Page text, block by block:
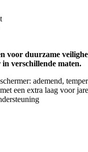
voor duurzame
verschillende maten.
ademend,
een extra laag voor